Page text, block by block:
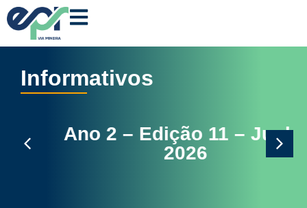
Informativos
Ano 2 – Edição 11 – Junho
2026